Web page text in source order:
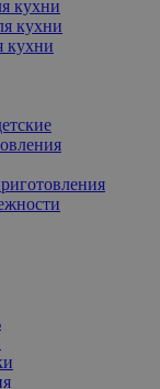
кухни
кухни
кухни